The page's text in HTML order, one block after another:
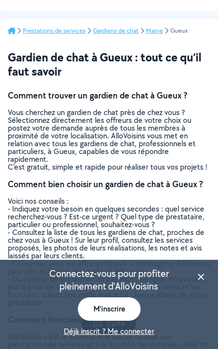
Prestations de services Gardiens de chat Marne Gueux
Gardien de chat à Gueux : tout ce qu’il
faut savoir
Comment trouver un gardien de chat à Gueux ?
Vous cherchez un gardien de chat près de chez vous ?
Sélectionnez directement les offreurs de votre choix ou
postez votre demande auprès de tous les membres à
proximité de votre localisation. AlloVoisins vous met en
relation avec tous les gardiens de chat, professionnels et
particuliers, à Gueux, capables de vous répondre
rapidement.
C’est gratuit, simple et rapide pour réaliser tous vos projets !
Comment bien choisir un gardien de chat à Gueux ?
Voici nos conseils :
- Indiquez votre besoin en quelques secondes : quel service
recherchez-vous ? Est-ce urgent ? Quel type de prestataire,
particulier ou professionnel, souhaitez-vous ?
- Consultez la liste de tous les gardiens de chat, proches de
chez vous à Gueux ! Sur leur profil, consultez les services
proposés, les photos de leurs réalisations, les notes et avis
laissés par leurs clients.
pour des échanges sécurisés et efficaces.
- Du contrat de prestation au paiement en ligne, en passant
par la prise de rendez-vous, l’état des lieux, les devis et les
factures : utilisez nos outils gratuits à chaque étape de votre
Comment fonctionne AlloVoisins ?
AlloVoisins c’est la marketplace leader dédiée aux
Carte
Connectez-vous pour profiter
pleinement d'AlloVoisins
M'inscrire
Déjà inscrit ? Me connecter